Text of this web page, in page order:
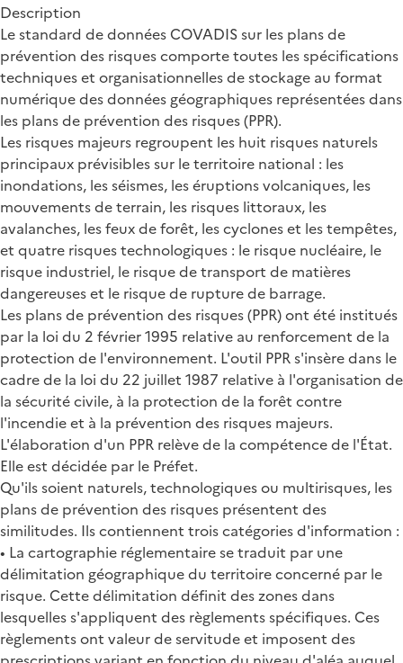
Description
Le standard de données COVADIS sur les plans de
prévention des risques comporte toutes les spécifications
techniques et organisationnelles de stockage au format
numérique des données géographiques représentées dans
les plans de prévention des risques (PPR).
Les risques majeurs regroupent les huit risques naturels
principaux prévisibles sur le territoire national : les
inondations, les séismes, les éruptions volcaniques, les
mouvements de terrain, les risques littoraux, les
avalanches, les feux de forêt, les cyclones et les tempêtes,
et quatre risques technologiques : le risque nucléaire, le
risque industriel, le risque de transport de matières
dangereuses et le risque de rupture de barrage.
Les plans de prévention des risques (PPR) ont été institués
par la loi du 2 février 1995 relative au renforcement de la
protection de l'environnement. L'outil PPR s'insère dans le
cadre de la loi du 22 juillet 1987 relative à l'organisation de
la sécurité civile, à la protection de la forêt contre
l'incendie et à la prévention des risques majeurs.
L'élaboration d'un PPR relève de la compétence de l'État.
Elle est décidée par le Préfet.
Qu'ils soient naturels, technologiques ou multirisques, les
plans de prévention des risques présentent des
similitudes. Ils contiennent trois catégories d'information :
• La cartographie réglementaire se traduit par une
délimitation géographique du territoire concerné par le
risque. Cette délimitation définit des zones dans
lesquelles s'appliquent des règlements spécifiques. Ces
règlements ont valeur de servitude et imposent des